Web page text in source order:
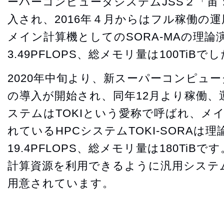
入され、2016年４月からはフル稼働の
メイン計算機としてのSORA-MAの理論
3.49PFLOPS、総メモリ量は100TiBでし
2020年中旬より、新スーパーコンピュ
の導入が開始され、同年12月より稼働
ステムはTOKIという愛称で呼ばれ、メ
れているHPCシステムTOKI-SORAは理
19.4PFLOPS、総メモリ量は180TiBで
計算資源を利用できるように汎用シス
用意されています。